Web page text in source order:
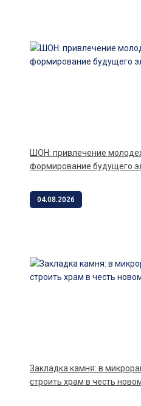
ШОН: привлечение молодежи на выборы –
формирование будущего
04.08.2026
Закладка камня: в микрорайоне Полёт начали
строить храм в честь